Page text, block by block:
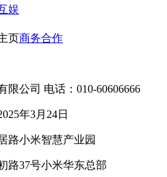
娱
页商务合作
公司 电话：010-60606666
年3月24日
路小米智慧产业园
路37号小米华东总部